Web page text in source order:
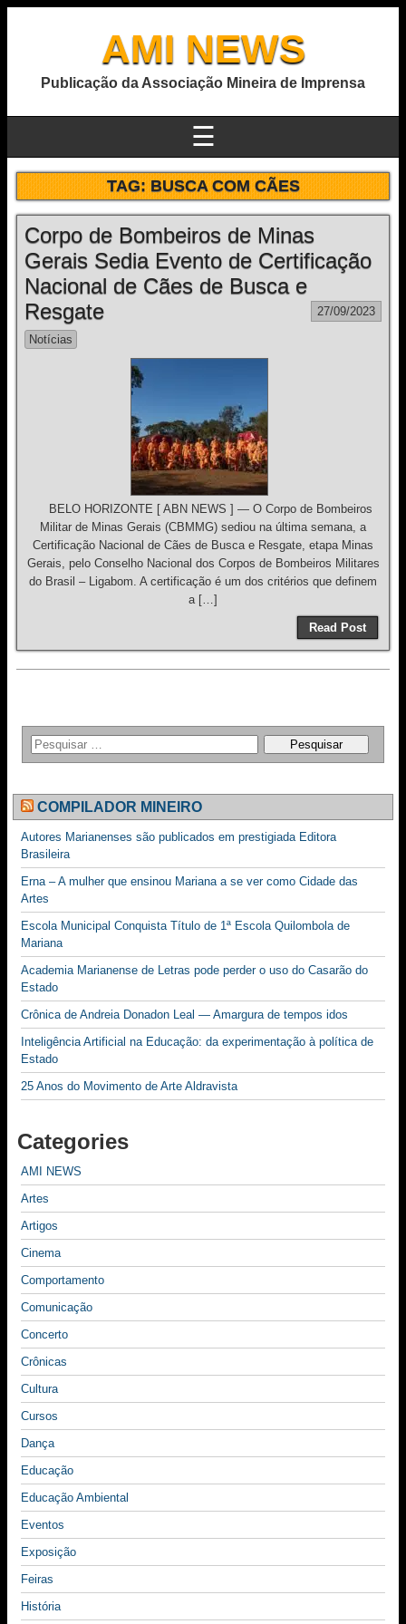
AMI NEWS
Publicação da Associação Mineira de Imprensa
☰
TAG:BUSCA COM CÃES
Corpo de Bombeiros de Minas
Gerais Sedia Evento de Certificação
Nacional de Cães de Busca e
Resgate
27/09/2023
Notícias
BELO HORIZONTE [ ABN NEWS ] — O Corpo de Bombeiros
Militar de Minas Gerais (CBMMG) sediou na última semana, a
Certificação Nacional de Cães de Busca e Resgate, etapa Minas
Gerais, pelo Conselho Nacional dos Corpos de Bombeiros Militares
do Brasil – Ligabom. A certificação é um dos critérios que definem
a […]
Read Post
COMPILADOR MINEIRO
Autores Marianenses são publicados em prestigiada Editora
Brasileira
Erna – A mulher que ensinou Mariana a se ver como Cidade das
Artes
Escola Municipal Conquista Título de 1ª Escola Quilombola de
Mariana
Academia Marianense de Letras pode perder o uso do Casarão do
Estado
Crônica de Andreia Donadon Leal — Amargura de tempos idos
Inteligência Artificial na Educação: da experimentação à política de
Estado
25 Anos do Movimento de Arte Aldravista
Categories
AMI NEWS
Artes
Artigos
Cinema
Comportamento
Comunicação
Concerto
Crônicas
Cultura
Cursos
Dança
Educação
Educação Ambiental
Eventos
Exposição
Feiras
História